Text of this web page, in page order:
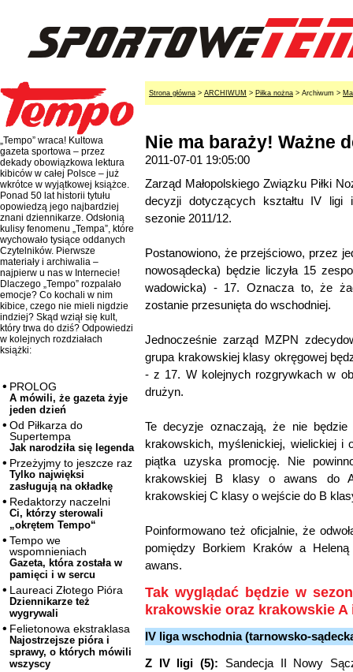
„Tempo” wraca! Kultowa
gazeta sportowa – przez
dekady obowiązkowa lektura
kibiców w całej Polsce – już
wkrótce w wyjątkowej książce.
Ponad 50 lat historii tytułu
opowiedzą jego najbardziej
znani dziennikarze. Odsłonią
kulisy fenomenu „Tempa”, które
wychowało tysiące oddanych
Czytelników. Pierwsze
materiały i archiwalia –
najpierw u nas w Internecie!
Dlaczego „Tempo” rozpalało
emocje? Co kochali w nim
kibice, czego nie mieli nigdzie
indziej? Skąd wziął się kult,
który trwa do dziś? Odpowiedzi
w kolejnych rozdziałach
książki:
PROLOG
A mówili, że gazeta żyje
jeden dzień
Od Piłkarza do
Supertempa
Jak narodziła się legenda
Przeżyjmy to jeszcze raz
Tylko najwięksi
zasługują na okładkę
Redaktorzy naczelni
Ci, którzy sterowali
„okrętem Tempo“
Tempo we
wspomnieniach
Gazeta, która została w
pamięci i w sercu
Laureaci Złotego Pióra
Dziennikarze też
wygrywali
Felietonowa ekstraklasa
Najostrzejsze pióra i
sprawy, o których mówili
wszyscy
Strona główna > ARCHIWUM > Piłka nożna > Archiwum >
Nie ma baraży! Ważne
2011-07-01 19:05:00
Zarząd Małopolskiego Związku Piłki
decyzji dotyczących kształtu IV
sezonie 2011/12.
Postanowiono, że przejściowo, przez
nowosądecka) będzie liczyła 15
wadowicka) - 17. Oznacza to, że
zostanie przesunięta do wschodniej.
Jednocześnie zarząd MZPN
grupa krakowskiej klasy okręgowej
- z 17. W kolejnych rozgrywkach w
drużyn.
Te decyzje oznaczają, że nie
krakowskich, myślenickiej, wielickiej i
piątka uzyska promocję. Nie
krakowskiej B klasy o awans do
krakowskiej C klasy o wejście do B
Poinformowano też oficjalnie, że
pomiędzy Borkiem Kraków a
awans.
Tak wyglądać będzie w
krakowskie oraz krakowskie A
IV liga wschodnia (tarnowsko-
Z IV ligi (5): Sandecja II Nowy